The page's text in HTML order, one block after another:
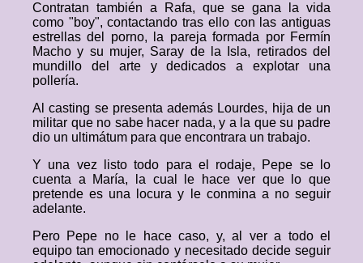
Contratan también a Rafa, que se gana la vida
como "boy", contactando tras ello con las antiguas
estrellas del porno, la pareja formada por Fermín
Macho y su mujer, Saray de la Isla, retirados del
mundillo del arte y dedicados a explotar una
pollería.
Al casting se presenta además Lourdes, hija de un
militar que no sabe hacer nada, y a la que su padre
dio un ultimátum para que encontrara un trabajo.
Y una vez listo todo para el rodaje, Pepe se lo
cuenta a María, la cual le hace ver que lo que
pretende es una locura y le conmina a no seguir
adelante.
Pero Pepe no le hace caso, y, al ver a todo el
equipo tan emocionado y necesitado decide seguir